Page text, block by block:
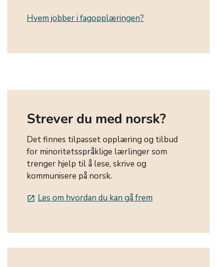
Hvem jobber i fagopplæringen?
Strever du med norsk?
Det finnes tilpasset opplæring og tilbud
for minoritetsspråklige lærlinger som
trenger hjelp til å lese, skrive og
kommunisere på norsk.
launch Les om hvordan du kan gå frem